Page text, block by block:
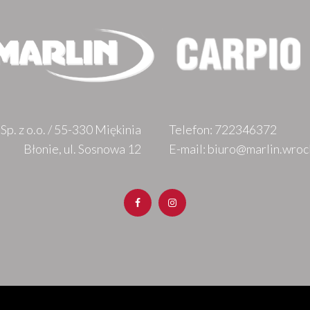
Telefon: 722346372
E-mail:
z o.o. / 55-330 Miękinia
Błonie, ul. Sosnowa 12